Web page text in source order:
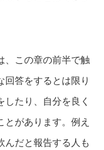
、この章の前半で触
答をするとは限り
たり、自分を良く
があります。例え
んだと報告する人も